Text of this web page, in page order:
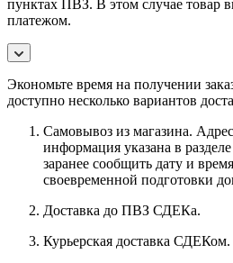
пунктах ПВЗ. В этом случае товар
платежом.
Экономьте время на получении
доступно несколько вариантов
Самовывоз из магазина.
информация указана в
заранее сообщить дату и
своевременной подготовки
Доставка до ПВЗ СДЕКа.
Курьерская доставка СДЕКом.